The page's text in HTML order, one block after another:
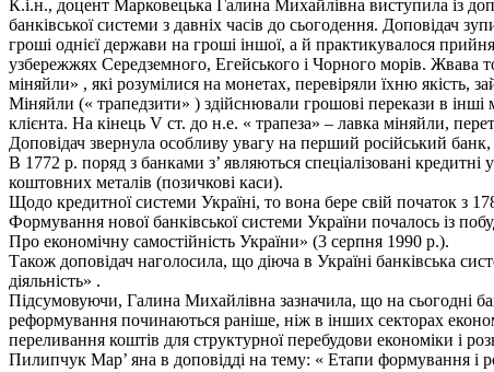
К.і.н., доцент Марковецька Галина Михайлівна виступила із
банківської системи з давніх часів до сьогодення.
гроші однієї держави на гроші іншої, а й практикувалося
узбережжях Середземного, Егейського і Чорного морів. Жвава
міняйли» , які розумілися на монетах, перевіряли їхню якість,
Міняйли (« трапедзити» ) здійснювали грошові перекази в інші
клієнта. На кінець V ст. до н.е. « трапеза» – лавка міняйли,
Доповідач звернула особливу увагу на перший російський
В 1772 р. поряд з банками з’ являються спеціалізовані
коштовних металів (позичкові каси).
Щодо кредитної системи Україні, то вона бере свій початок з
Формування нової банківської системи України почалось із
Про економічну самостійність України» (3 серпня 1990 р.).
Також доповідач наголосила, що діюча в Україні банківська
діяльність» .
Підсумовуючи, Галина Михайлівна зазначила, що на сьогодні
реформування починаються раніше, ніж в інших секторах
переливання коштів для структурної перебудови економіки і
Пилипчук Мар’ яна в доповідді на тему: « Етапи формування і